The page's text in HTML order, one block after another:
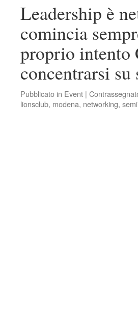
Leadership è
comincia
proprio intento
concentrarsi su
Pubblicato in Event |
lionsclub, modena, networking,